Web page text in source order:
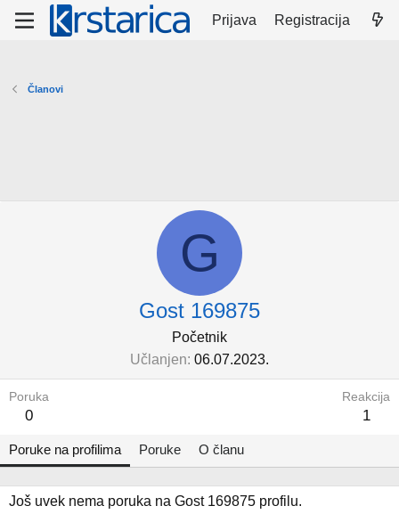
Prijava Registracija
Članovi
G
Gost 169875
Početnik
Učlanjen 06.07.2023.
Poruka
0
Reakcija
1
Poruke na profilima Poruke O članu
Još uvek nema poruka na Gost 169875 profilu.